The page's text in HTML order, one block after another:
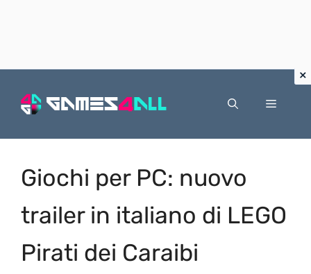
Menu
Giochi per PC: nuovo
trailer in italiano di LEGO
Pirati dei Caraibi